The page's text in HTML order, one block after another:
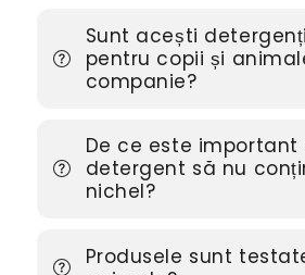
Sunt acești
pentru copii și
companie?
De ce este important
detergent să nu
nichel?
Produsele sunt